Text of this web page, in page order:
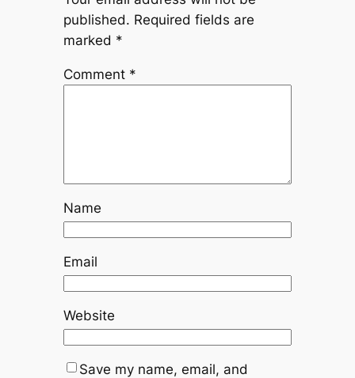
published. Required fields are
marked *
Comment *
Name
Email
Website
Save my name, email, and